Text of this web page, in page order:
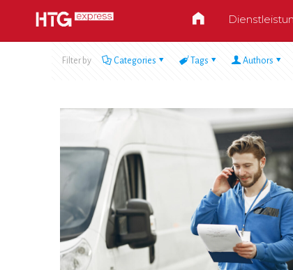
Filter by Categories Tags Authors